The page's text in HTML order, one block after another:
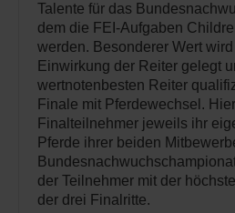
Talente für das
dem die FEI-Aufgaben
werden. Besonderer Wert
Einwirkung der Reiter gelegt
wertnotenbesten Reiter
Finale mit Pferdewechsel.
Finalteilnehmer jeweils ihr
Pferde ihrer beiden
der Teilnehmer mit der
der drei Finalritte.